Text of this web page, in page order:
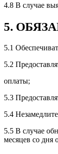
4.8 В случае
5.
5.1
5.2
оплаты;
5.3
5.4
5.5 В случае
месяцев со дня